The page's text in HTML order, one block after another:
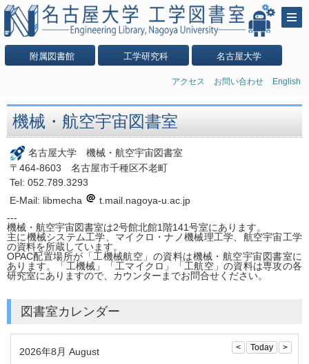
附属図書館 工学研究科 名古屋大学
English
お問い合わせ
アクセス
機械・航空宇宙図書室
名古屋大学 機械・航空宇宙図書室
〒464-8603 名古屋市千種区不老町
Tel: 052.789.3293
E-Mail: libmecha
t.mail.nagoya-u.ac.jp
---
機械・航空宇宙図書室は2号館北館1階141号室にあります。
主に機械システム工学、マイクロ・ナノ機械理工学、航空宇宙工学
の資料を所蔵しています。
OPAC配置場所が「工機械航空」の資料は機械・航空宇宙図書室に
あります。「工機械」「工マイクロ」「工航空」の資料は専攻の各
研究室にありますので、カウンターまでお問合せください。
図書室カレンダー
2026年8月 August